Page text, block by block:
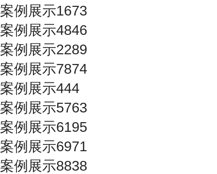
案例展示1673
案例展示4846
案例展示2289
案例展示7874
案例展示444
案例展示5763
案例展示6195
案例展示6971
案例展示8838